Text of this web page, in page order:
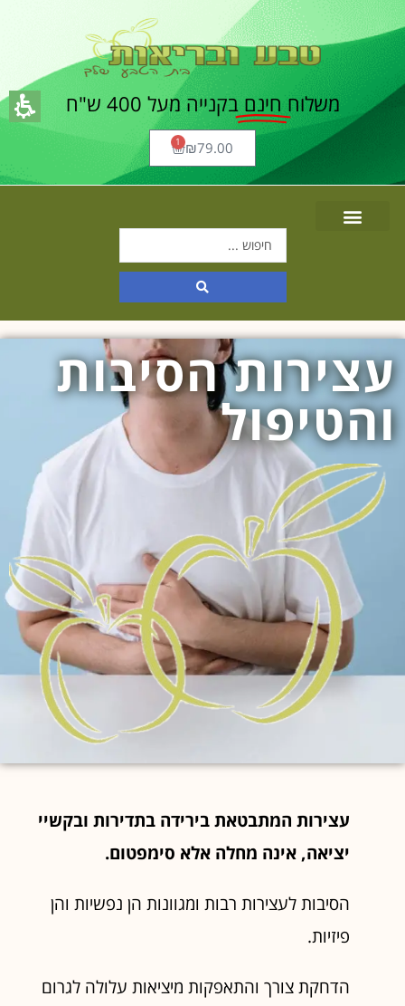
משלוח חינם בקנייה מעל 400 ש"ח
₪79.00
1
עצירות הסיבות
והטיפול
עצירות המתבטאת בירידה בתדירות ובקשיי
יציאה, אינה מחלה אלא סימפטום.
הסיבות לעצירות רבות ומגוונות הן נפשיות והן
פיזיות.
הדחקת צורך והתאפקות מיציאות עלולה לגרום